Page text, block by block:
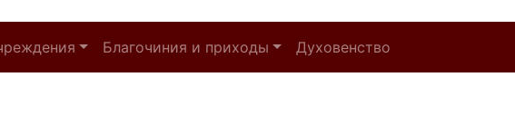
Благочиния и приходы Духовенство